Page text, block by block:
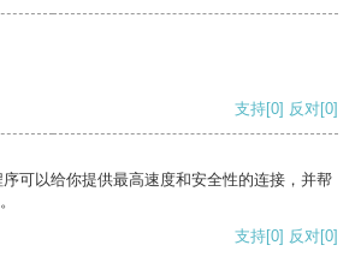
支持[0] 反对[0]
可以给你提供最高速度和安全性的连接，并帮
支持[0] 反对[0]